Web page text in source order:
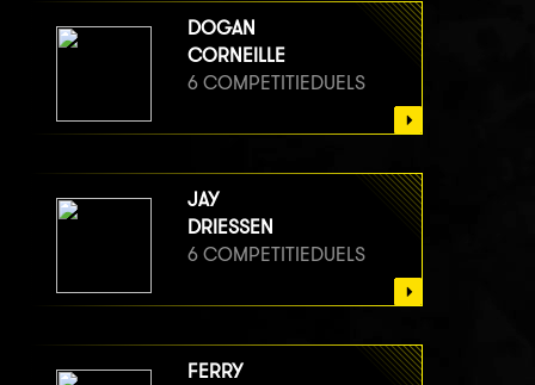
DOGAN
CORNEILLE
6 COMPETITIEDUELS
JAY
DRIESSEN
6 COMPETITIEDUELS
FERRY